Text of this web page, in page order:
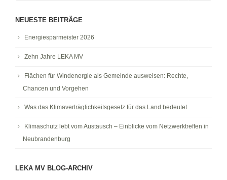
NEUESTE BEITRÄGE
Energiesparmeister 2026
Zehn Jahre LEKA MV
Flächen für Windenergie als Gemeinde ausweisen: Rechte,
Chancen und Vorgehen
Was das Klimaverträglichkeitsgesetz für das Land bedeutet
Klimaschutz lebt vom Austausch – Einblicke vom Netzwerktreffen in
Neubrandenburg
LEKA MV BLOG-ARCHIV